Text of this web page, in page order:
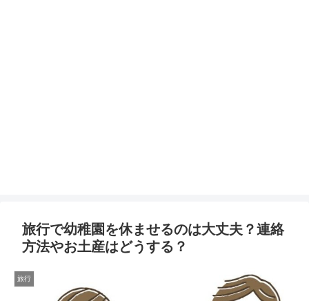
旅行で幼稚園を休ませるのは大丈夫？連絡
方法やお土産はどうする？
旅行